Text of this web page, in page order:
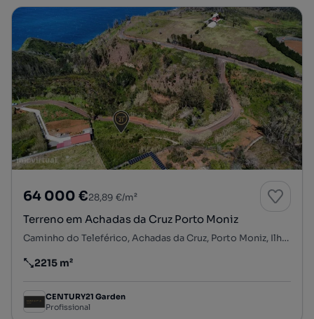
64 000 €28,89 €/m²
Terreno em Achadas da Cruz Porto Moniz
Caminho do Teleférico, Achadas da Cruz, Porto Moniz, Ilha da Madeira
Preço por metro quadrado
2215 m²
CENTURY21 Garden
Profissional